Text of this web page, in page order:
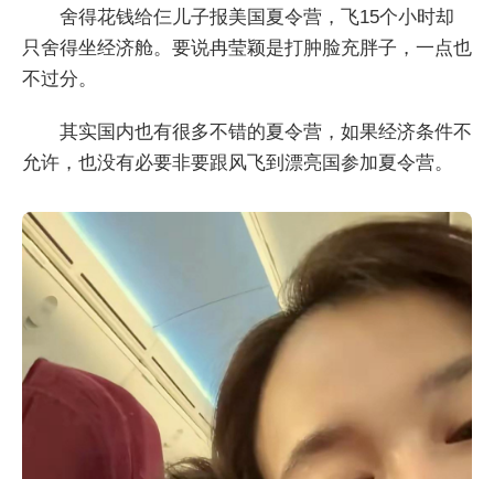
舍得花钱给仨儿子报美国夏令营，飞15个小时却
只舍得坐经济舱。要说冉莹颖是打肿脸充胖子，一点也
不过分。
其实国内也有很多不错的夏令营，如果经济条件不
允许，也没有必要非要跟风飞到漂亮国参加夏令营。